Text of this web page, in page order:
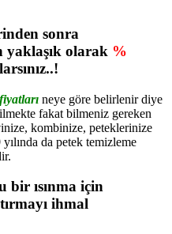
sonra
yaklaşık olarak %
neye göre belirlenir diye
fakat bilmeniz gereken
kombinize, peteklerinize
da petek temizleme
bir ısınma için
ihmal